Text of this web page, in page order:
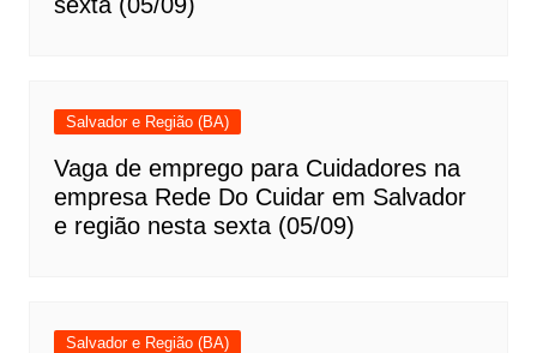
Salvador e Região (BA)
Vaga de emprego para Cuidadores na
empresa Rede Do Cuidar em Salvador
e região nesta sexta (05/09)
Salvador e Região (BA)